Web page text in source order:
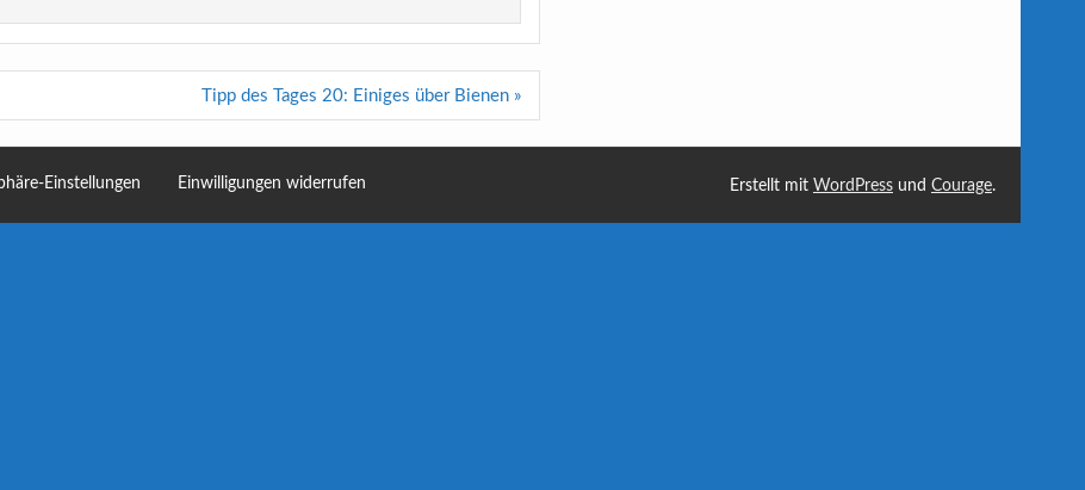
Tipp des Tages 20: Einiges über Bienen »
Einstellungen Einwilligungen widerrufen Erstellt mit WordPressund Courage.